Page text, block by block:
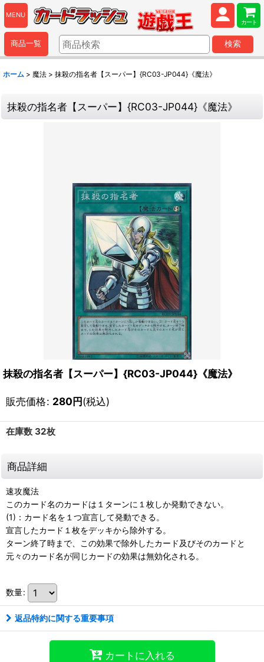
MENU
カート
商品一覧 検索
ホーム > 魔法 > 抹殺の指名者【スーパー】{RC03-JP044}《魔法》
抹殺の指名者【スーパー】{RC03-JP044}《魔法》
抹殺の指名者【スーパー】{RC03-JP044}《魔法》
販売価格: 280円(税込)
在庫数 32枚
商品詳細
速攻魔法
このカード名のカードは１ターンに１枚しか発動できない。
(1)：カード名を１つ宣言して発動できる。
宣言したカード１枚をデッキから除外する。
ターン終了時まで、この効果で除外したカード及びそのカードと
元々のカード名が同じカードの効果は無効化される。
数量:
返品特約に関する重要事項
カートに入れる